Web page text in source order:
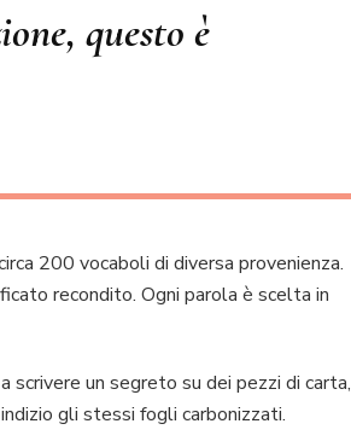
questo è
200 vocaboli di diversa provenienza.
recondito. Ogni parola è scelta in
scrivere un segreto su dei pezzi di carta,
gli stessi fogli carbonizzati.